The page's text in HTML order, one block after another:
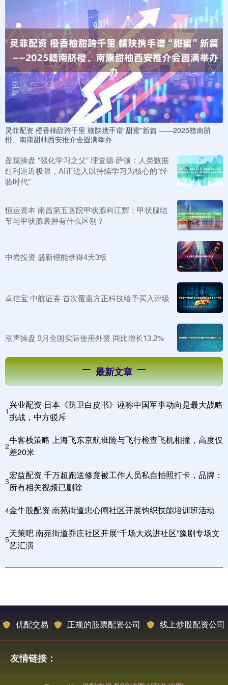
灵菲配资 橙香柚甜跨千里 赣陕携手谱“甜蜜”新篇 ——2025赣南脐
橙、南康甜柚西安推介会圆满举办
盈珑操盘 “强化学习之父” 理查德·萨顿：人类数据
红利逼近极限，AI正进入以持续学习为核心的“经
验时代”
恒运资本 南昌第五医院甲状腺科江辉：甲状腺结
节与甲状腺囊肿有什么区别？
中岩投资 盛新锂能录得4天3板
卓信宝 中航证券 首次覆盖方正科技给予买入评级
涨声操盘 3月全国实际使用外资 同比增长13.2%
最新文章
1
兴业配资 日本《防卫白皮书》诬称中国军事动向是最大战略
挑战，中方驳斥
2
牛客栈策略 上海飞东京航班险与飞行检查飞机相撞，高度仅
差20米
3
宏益配资 千万超跑送修竟被工作人员私自拍照打卡，品牌：
所有相关视频已删除
4金牛股配资 南苑街道忠心闸社区开展钩织技能培训班活动
5
天策吧 南苑街道乔庄社区开展“千场大戏进社区”豫剧专场文
艺汇演
优配交易 正规的股票配资公司 线上炒股配资公司
友情链接：